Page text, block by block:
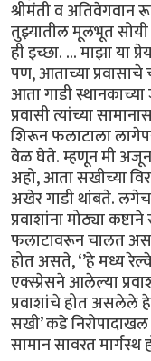
श्रीमंती व अतिवेगवान
तुझ्यातील मूलभूत सोयी
ही इच्छा. ... माझा या
पण, आताच्या
आता गाडी
प्रवासी त्यांच्या
शिरून फलाटाला
वेळ घेते. म्हणून मी
अहो, आता सखीच्या
अखेर गाडी थांबते.
प्रवाशांना मोठ्या
फलाटावरून चालत
होत असते, ‘’हे मध्य
एक्स्प्रेसने आलेल्या
प्रवाशांचे होत असलेले हे
सखी’ कडे
सामान सावरत मार्गस्थ